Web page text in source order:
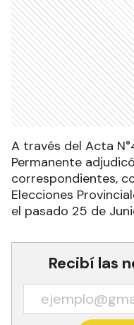
A través del Acta
Permanente
correspondientes,
Elecciones
el pasado 25 de
Recibí las